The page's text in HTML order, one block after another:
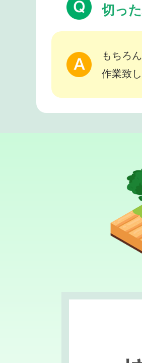
切っ
もちろ
作業致し